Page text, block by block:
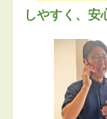
しやすく、安